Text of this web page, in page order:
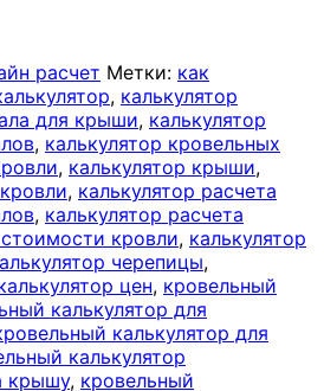
расчет Метки: как
, калькулятор
для крыши, калькулятор
, калькулятор кровельных
, калькулятор крыши,
, калькулятор расчета
, калькулятор расчета
кровли, калькулятор
черепицы,
цен, кровельный
калькулятор для
калькулятор для
калькулятор
крышу, кровельный